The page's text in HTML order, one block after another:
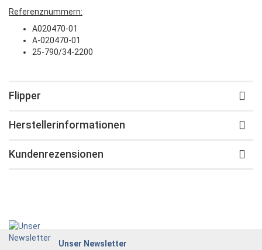
Referenznummern:
A020470-01
A-020470-01
25-790/34-2200
Flipper
Herstellerinformationen
Kundenrezensionen
Unser Newsletter